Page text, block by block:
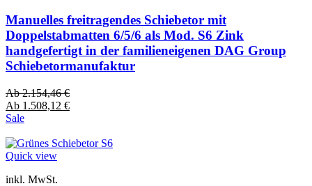
Manuelles freitragendes Schiebetor mit
Doppelstabmatten 6/5/6 als Mod. S6 Zink
handgefertigt in der familieneigenen DAG Group
Schiebetormanufaktur
Ab2.154,46€
Ab 1.508,12 €
Sale
Quick view
inkl. MwSt.